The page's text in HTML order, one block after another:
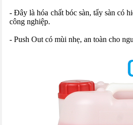
- Đây là hóa chất bóc sàn, tẩy sàn có
công nghiệp.
- Push Out có mùi nhẹ, an toàn cho